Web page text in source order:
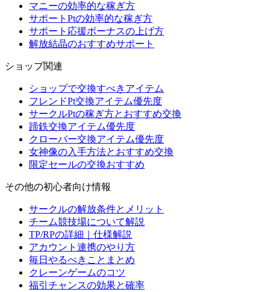
マニーの効率的な稼ぎ方
サポートPtの効率的な稼ぎ方
サポート応援ボーナスの上げ方
解放結晶のおすすめサポート
ショップ関連
ショップで交換すべきアイテム
フレンドPt交換アイテム優先度
サークルPtの稼ぎ方とおすすめ交換
蹄鉄交換アイテム優先度
クローバー交換アイテム優先度
女神像の入手方法とおすすめ交換
限定セールの交換おすすめ
その他の初心者向け情報
サークルの解放条件とメリット
チーム競技場について解説
TP/RPの詳細｜仕様解説
アカウント連携のやり方
毎日やるべきことまとめ
クレーンゲームのコツ
福引チャンスの効果と確率